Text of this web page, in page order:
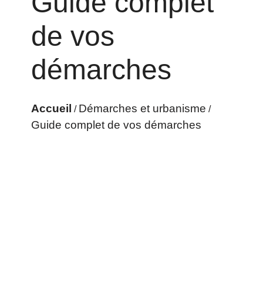
de vos
démarches
Accueil / Démarches et urbanisme /
Guide complet de vos démarches